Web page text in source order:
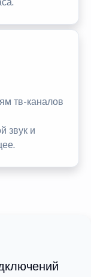
тв-каналов
звук и